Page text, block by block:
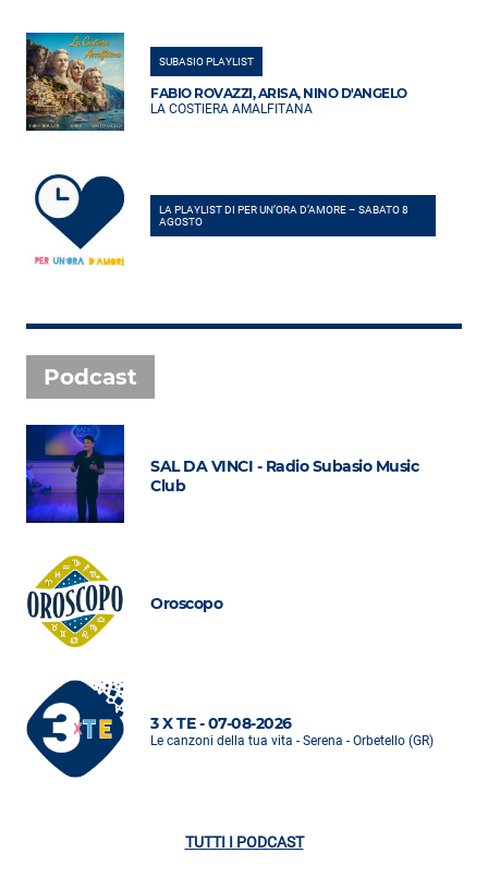
SUBASIO PLAYLIST
FABIO ROVAZZI, ARISA, NINO D'ANGELO
LA COSTIERA AMALFITANA
LA PLAYLIST DI PER UN’ORA D’AMORE – SABATO 8
AGOSTO
Podcast
SAL DA VINCI - Radio Subasio Music
Club
Oroscopo
3 X TE - 07-08-2026
Le canzoni della tua vita - Serena - Orbetello (GR)
TUTTI I PODCAST